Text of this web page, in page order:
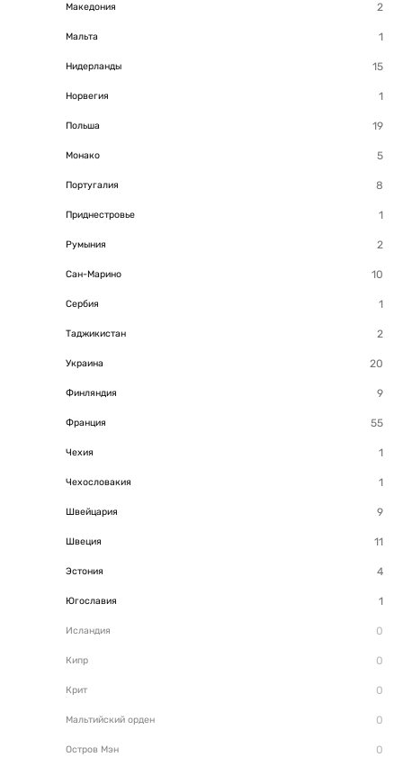
Македония
Мальта
Нидерланды
Норвегия
Польша
Монако
Португалия
Приднестровье
Румыния
Сан-Марино
Сербия
Таджикистан
Украина
Финляндия
Франция
Чехия
Чехословакия
Швейцария
Швеция
Эстония
Югославия
Исландия
Кипр
Крит
Мальтийский орден
Остров Мэн